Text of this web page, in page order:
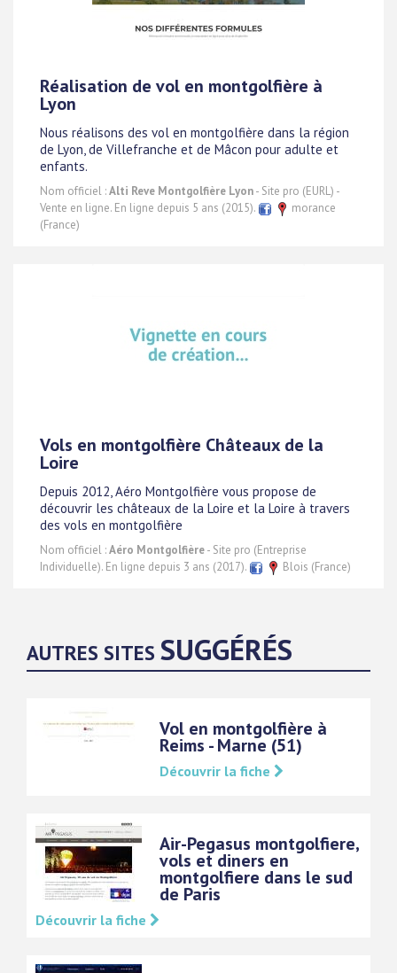
Réalisation de vol en montgolfière à
Lyon
Nous réalisons des vol en montgolfière dans la région
de Lyon, de Villefranche et de Mâcon pour adulte et
enfants.
Nom officiel :Alti Reve Montgolfière Lyon- Site pro (EURL) -
Vente en ligne. En ligne depuis 5 ans (2015).
morance
(France)
Vols en montgolfière Châteaux de la
Loire
Depuis 2012, Aéro Montgolfière vous propose de
découvrir les châteaux de la Loire et la Loire à travers
des vols en montgolfière
Nom officiel :Aéro Montgolfière- Site pro (Entreprise
Individuelle). En ligne depuis 3 ans (2017).
Blois (France)
AUTRES SITES SUGGÉRÉS
Vol en montgolfière à
Reims - Marne (51)
Découvrir la fiche
Air-Pegasus montgolfiere,
vols et diners en
montgolfiere dans le sud
de Paris
Découvrir la fiche